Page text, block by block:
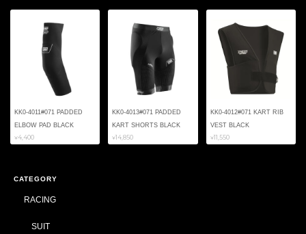
KK0-4011#071 PADDED
ELBOW PAD BLACK
¥4,400
KK0-4013#071 PADDED
KART SHORTS BLACK
¥14,850
KK0-4012#071 KART RIB
VEST BLACK
¥11,550
CATEGORY
RACING
SUIT